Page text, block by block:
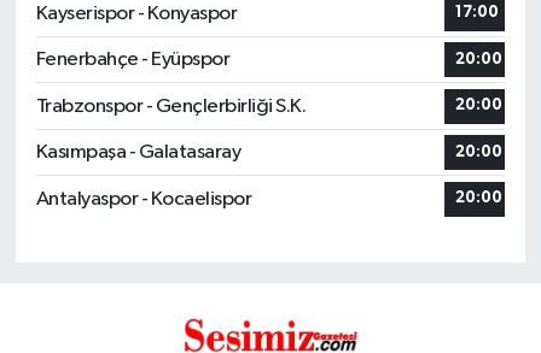
Kayserispor - Konyaspor
17:00
Fenerbahçe - Eyüpspor 20:00
Trabzonspor - Gençlerbirliği S.K. 20:00
Kasımpaşa - Galatasaray 20:00
Antalyaspor - Kocaelispor 20:00